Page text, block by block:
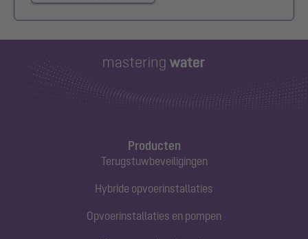
Producten
Terugstuwbeveiligingen
Hybride opvoerinstallaties
Opvoerinstallaties en pompen